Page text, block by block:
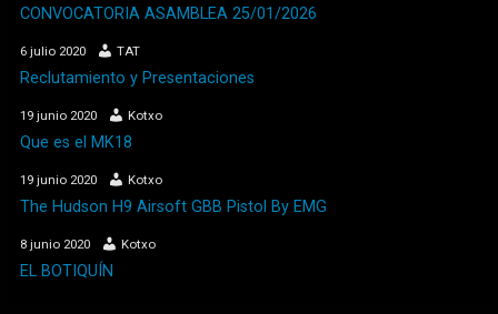
CONVOCATORIA ASAMBLEA 25/01/2026
6 julio 2020 TAT
Reclutamiento y Presentaciones
19 junio 2020 Kotxo
Que es el MK18
19 junio 2020 Kotxo
The Hudson H9 Airsoft GBB Pistol By EMG
8 junio 2020 Kotxo
EL BOTIQUÍN